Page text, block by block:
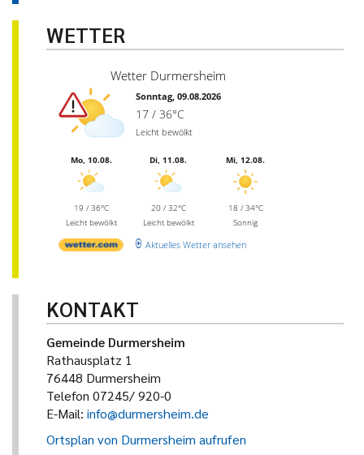
WETTER
Wetter Durmersheim
Sonntag, 09.08.2026
17 / 36°C
Leicht bewölkt
Mo, 10.08.
19 / 36°C
Leicht bewölkt
Di, 11.08.
20 / 32°C
Leicht bewölkt
Mi, 12.08.
18 / 34°C
Sonnig
Aktuelles Wetter ansehen
KONTAKT
Gemeinde Durmersheim
Rathausplatz 1
76448 Durmersheim
Telefon 07245/ 920-0
E-Mail: info@durmersheim.de
Ortsplan von Durmersheim aufrufen